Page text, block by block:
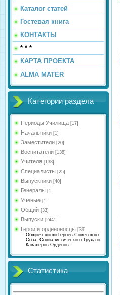
Каталог статей
Гостевая книга
КОНТАКТЫ
* * *
КАРТА ПРОЕКТА
ALMA MATER
Категории раздела
Периоды Училища [17]
Начальники [1]
Заместители [20]
Воспитатели [138]
Учителя [138]
Специалисты [25]
Выпускники [40]
Генералы [1]
Ученые [1]
Общий [33]
Выпуски [2441]
Герои и орденоносцы [39]
Общие списки Героев Советского
Соза, Социалистического Труда и
Кавалеров Орденов.
Статистика